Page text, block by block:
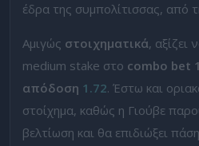
έδρα της συμπολίτισσας, από
Αμιγώς στοιχηματικά, αξίζει
medium stake στο combo bet
απόδοση 1.72. Έστω και
στοίχημα, καθώς η Γιούβε
βελτίωση και θα επιδιώξει